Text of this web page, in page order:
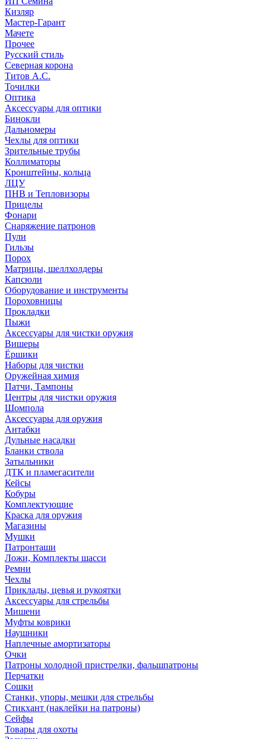
Кизляр
Мастер-Гарант
Мачете
Прочее
Русский стиль
Северная корона
Титов А.С.
Точилки
Оптика
Аксессуары для оптики
Бинокли
Дальномеры
Чехлы для оптики
Зрительные трубы
Коллиматоры
Кронштейны, кольца
ЛЦУ
ПНВ и Тепловизоры
Прицелы
Фонари
Снаряжение патронов
Пули
Гильзы
Порох
Матрицы, шеллхолдеры
Капсюли
Оборудование и инструменты
Пороховницы
Прокладки
Пыжи
Аксессуары для чистки оружия
Вишеры
Ёршики
Наборы для чистки
Оружейная химия
Патчи, Тампоны
Центры для чистки оружия
Шомпола
Аксессуары для оружия
Антабки
Дульные насадки
Бланки ствола
Затыльники
ДТК и пламегасители
Кейсы
Кобуры
Комплектующие
Краска для оружия
Магазины
Мушки
Патронташи
Ложи, Комплекты шасси
Ремни
Чехлы
Приклады, цевья и рукоятки
Аксессуары для стрельбы
Мишени
Муфты коврики
Наушники
Наплечные амортизаторы
Очки
Патроны холодной пристрелки, фальшпатроны
Перчатки
Сошки
Станки, упоры, мешки для стрельбы
Стикхант (наклейки на патроны)
Сейфы
Товары для охоты